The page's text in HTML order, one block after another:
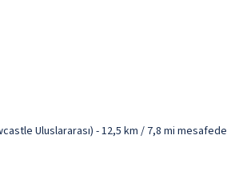
Uluslararası) - 12,5 km / 7,8 mi mesafede